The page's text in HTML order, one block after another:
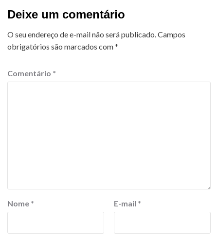
Deixe um comentário
O seu endereço de e-mail não será publicado.Campos
obrigatórios são marcados com*
Comentário *
Nome * E-mail *